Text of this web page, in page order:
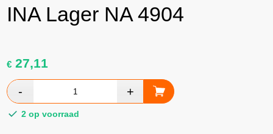
INA Lager NA 4904
€ 27,11
2 op voorraad